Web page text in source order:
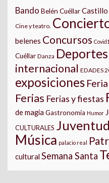
Bando Belén CuéllarCastillo
Cine y teatro.
belenes Concursos
Cuéllar Danza Deportes
internacional EDADES
exposiciones
Ferias Ferias y fiestas
de magia Gastronomía Humor
CULTURALES Juventud
Música palacio real
cultural Semana Santa